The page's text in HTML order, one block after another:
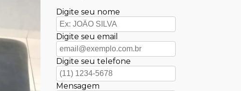
Digite seu nome
Digite seu email
Digite seu telefone
Mensagem